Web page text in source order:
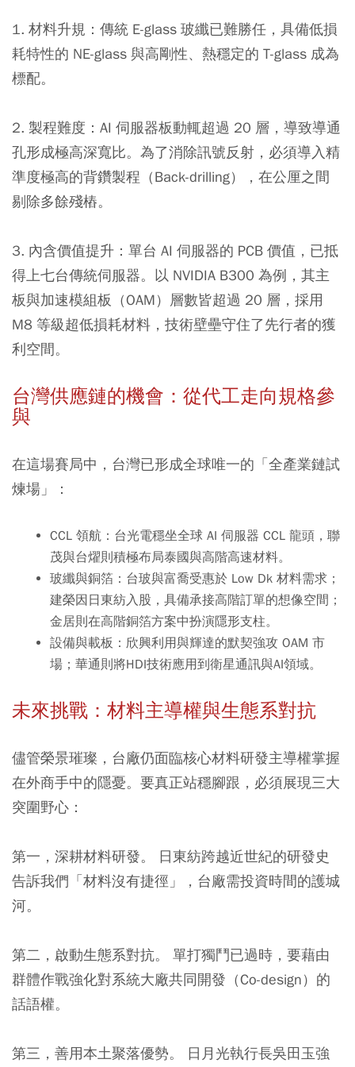
1. 材料升規： 傳統 E-glass 玻纖已難勝任，具備低損
耗特性的 NE-glass 與高剛性、熱穩定的 T-glass 成為
標配。
2. 製程難度： AI 伺服器板動輒超過 20 層，導致導通
孔形成極高深寬比。為了消除訊號反射，必須導入精
準度極高的背鑽製程（Back-drilling），在公厘之間
剔除多餘殘樁。
3. 內含價值提升： 單台 AI 伺服器的 PCB 價值，已抵
得上七台傳統伺服器。以 NVIDIA B300 為例，其主
板與加速模組板（OAM）層數皆超過 20 層，採用
M8 等級超低損耗材料，技術壁壘守住了先行者的獲
利空間。
台灣供應鏈的機會：從代工走向規格參
與
在這場賽局中，台灣已形成全球唯一的「全產業鏈試
煉場」：
CCL 領航： 台光電穩坐全球 AI 伺服器 CCL 龍頭，聯
茂與台燿則積極布局泰國與高階高速材料。
玻纖與銅箔： 台玻與富喬受惠於 Low Dk 材料需求；
建榮因日東紡入股，具備承接高階訂單的想像空間；
金居則在高階銅箔方案中扮演隱形支柱。
設備與載板： 欣興利用與輝達的默契強攻 OAM 市
場；華通則將HDI技術應用到衛星通訊與AI領域。
未來挑戰：材料主導權與生態系對抗
儘管榮景璀璨，台廠仍面臨核心材料研發主導權掌握
在外商手中的隱憂。要真正站穩腳跟，必須展現三大
突圍野心：
第一，深耕材料研發。
日東紡跨越近世紀的研發史
告訴我們「材料沒有捷徑」，台廠需投資時間的護城
河。
第二，啟動生態系對抗。 單打獨鬥已過時，要藉由
群體作戰強化對系統大廠共同開發（Co-design）的
話語權。
第三，善用本土聚落優勢。
日月光執行長吳田玉強